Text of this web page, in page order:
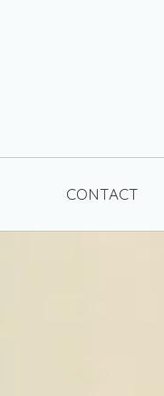
CONTACT